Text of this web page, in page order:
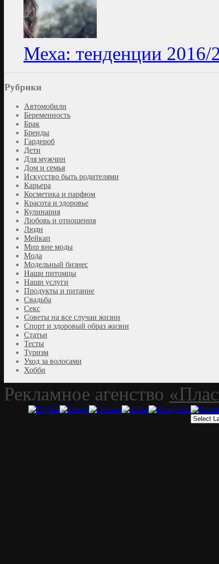
Меха: тенденции 2016/
Рубрики
Автомобили
Беременность
Брак
Бренды
Гардероб
Дети
Для мужчин
Дом и семья
Искусство быть родителями
Карьера
Косметика и парфюм
Красота и здоровье
Кулинария
Любовь и отношения
Люди
Мейкап
Мир вне моды
Мода
Модельный бизнес
Наши питомцы
Наши услуги
Продукты и питание
Свадьба
Секс
Советы на все случаи жизни
Спорт и здоровый образ жизни
Статьи
Тесты
Туризм
Уход за волосами
Хобби
Рекламное агенство